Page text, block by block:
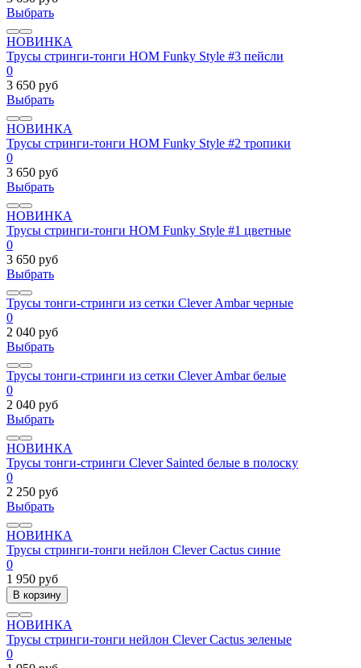
Выбрать
НОВИНКА
Трусы стринги-тонги HOM Funky Style #3 пейсли
0
3 650 руб
Выбрать
НОВИНКА
Трусы стринги-тонги HOM Funky Style #2 тропики
0
3 650 руб
Выбрать
НОВИНКА
Трусы стринги-тонги HOM Funky Style #1 цветные
0
3 650 руб
Выбрать
Трусы тонги-стринги из сетки Clever Ambar черные
0
2 040 руб
Выбрать
Трусы тонги-стринги из сетки Clever Ambar белые
0
2 040 руб
Выбрать
НОВИНКА
Трусы тонги-стринги Clever Sainted белые в полоску
0
2 250 руб
Выбрать
НОВИНКА
Трусы стринги-тонги нейлон Clever Cactus синие
0
1 950 руб
В корзину
НОВИНКА
Трусы стринги-тонги нейлон Clever Cactus зеленые
0